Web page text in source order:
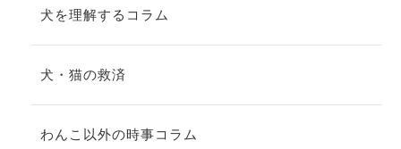
犬を理解するコラム
犬・猫の救済
わんこ以外の時事コラム